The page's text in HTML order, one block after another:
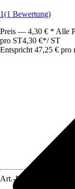
1(1 Bewertung)
Preis — 4,30 € * Alle
pro ST4,30 €*/ ST
Entspricht 47,25 € pro
Art.-Nr.